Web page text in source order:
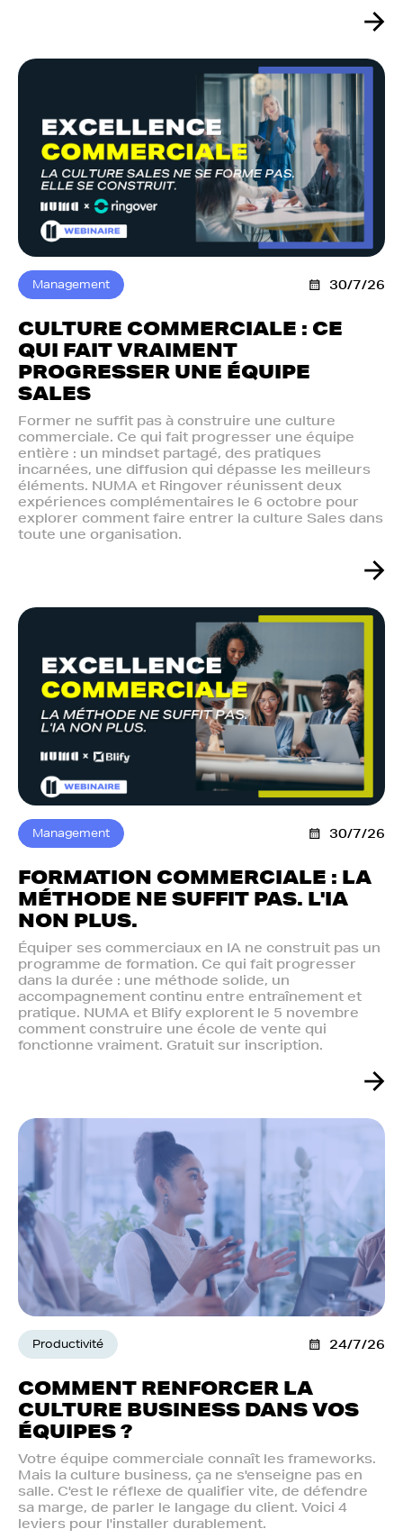
Management 30/7/26
CULTURE COMMERCIALE : CE
QUI FAIT VRAIMENT
PROGRESSER UNE ÉQUIPE
SALES
Former ne suffit pas à construire une culture
commerciale. Ce qui fait progresser une équipe
entière : un mindset partagé, des pratiques
incarnées, une diffusion qui dépasse les meilleurs
éléments. NUMA et Ringover réunissent deux
expériences complémentaires le 6 octobre pour
explorer comment faire entrer la culture Sales dans
toute une organisation.
Management 30/7/26
FORMATION COMMERCIALE : LA
MÉTHODE NE SUFFIT PAS. L'IA
NON PLUS.‍
Équiper ses commerciaux en IA ne construit pas un
programme de formation. Ce qui fait progresser
dans la durée : une méthode solide, un
accompagnement continu entre entraînement et
pratique. NUMA et Blify explorent le 5 novembre
comment construire une école de vente qui
fonctionne vraiment. Gratuit sur inscription.
Productivité 24/7/26
COMMENT RENFORCER LA
CULTURE BUSINESS DANS VOS
ÉQUIPES ?
Votre équipe commerciale connaît les frameworks.
Mais la culture business, ça ne s'enseigne pas en
salle. C'est le réflexe de qualifier vite, de défendre
sa marge, de parler le langage du client. Voici 4
leviers pour l'installer durablement.